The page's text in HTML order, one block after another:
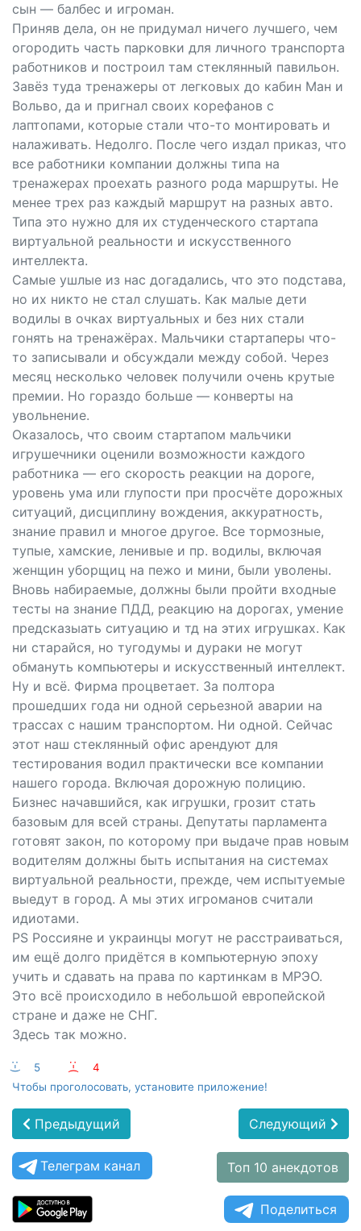
сын — балбес и игроман.
Приняв дела, он не придумал ничего лучшего, чем
огородить часть парковки для личного транспорта
работников и построил там стеклянный павильон.
Завёз туда тренажеры от легковых до кабин Ман и
Вольво, да и пригнал своих корефанов с
лаптопами, которые стали что-то монтировать и
налаживать. Недолго. После чего издал приказ, что
все работники компании должны типа на
тренажерах проехать разного рода маршруты. Не
менее трех раз каждый маршрут на разных авто.
Типа это нужно для их студенческого стартапа
виртуальной реальности и искусственного
интеллекта.
Самые ушлые из нас догадались, что это подстава,
но их никто не стал слушать. Как малые дети
водилы в очках виртуальных и без них стали
гонять на тренажёрах. Мальчики стартаперы что-
то записывали и обсуждали между собой. Через
месяц несколько человек получили очень крутые
премии. Но гораздо больше — конверты на
увольнение.
Оказалось, что своим стартапом мальчики
игрушечники оценили возможности каждого
работника — его скорость реакции на дороге,
уровень ума или глупости при просчёте дорожных
ситуаций, дисциплину вождения, аккуратность,
знание правил и многое другое. Все тормозные,
тупые, хамские, ленивые и пр. водилы, включая
женщин уборщиц на пежо и мини, были уволены.
Вновь набираемые, должны были пройти входные
тесты на знание ПДД, реакцию на дорогах, умение
предсказыать ситуацию и тд на этих игрушках. Как
ни старайся, но тугодумы и дураки не могут
обмануть компьютеры и искусственный интеллект.
Ну и всё. Фирма процветает. За полтора
прошедших года ни одной серьезной аварии на
трассах с нашим транспортом. Ни одной. Сейчас
этот наш стеклянный офис арендуют для
тестирования водил практически все компании
нашего города. Включая дорожную полицию.
Бизнес начавшийся, как игрушки, грозит стать
базовым для всей страны. Депутаты парламента
готовят закон, по которому при выдаче прав новым
водителям должны быть испытания на системах
виртуальной реальности, прежде, чем испытуемые
выедут в город. А мы этих игроманов считали
идиотами.
PS Россияне и украинцы могут не расстраиваться,
им ещё долго придётся в компьютерную эпоху
учить и сдавать на права по картинкам в МРЭО.
Это всё происходило в небольшой европейской
стране и даже не СНГ.
Здесь так можно.
:-) 5 :-(
4
Чтобы проголосовать, установите приложение!
Предыдущий Следующий
Телеграм канал Топ 10 анекдотов
Поделиться